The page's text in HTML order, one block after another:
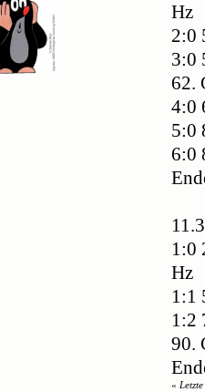
Hz
2:0
3:0
62.
4:0
5:0
6:0
1:0
Hz
1:1
1:2
90.
«